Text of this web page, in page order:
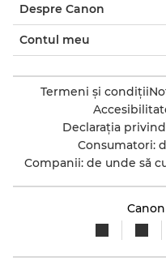
Despre Canon
Contul meu
Termeni şi condiţii
Declaraţia
Consumatori:
Companii: de unde să